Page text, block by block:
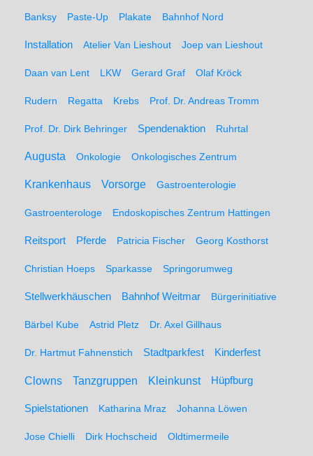
Banksy Paste-Up Plakate Bahnhof Nord
Installation Atelier Van Lieshout Joep van Lieshout
Daan van Lent LKW Gerard Graf Olaf Kröck
Rudern Regatta Krebs Prof. Dr. Andreas Tromm
Prof. Dr. Dirk Behringer Spendenaktion Ruhrtal
Augusta Onkologie Onkologisches Zentrum
Krankenhaus Vorsorge Gastroenterologie
Gastroenterologe Endoskopisches Zentrum Hattingen
Reitsport Pferde Patricia Fischer Georg Kosthorst
Christian Hoeps Sparkasse Springorumweg
Stellwerkhäuschen Bahnhof Weitmar Bürgerinitiative
Bärbel Kube Astrid Pletz Dr. Axel Gillhaus
Dr. Hartmut Fahnenstich Stadtparkfest Kinderfest
Clowns Tanzgruppen Kleinkunst Hüpfburg
Spielstationen Katharina Mraz Johanna Löwen
Jose Chielli Dirk Hochscheid Oldtimermeile